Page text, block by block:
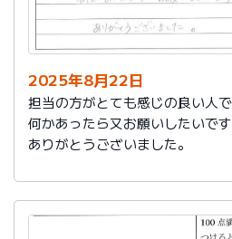
2025年8月22日
担当の方がとても感じの良い人で
何かあったら又お願いしたいです
ありがとうございました。